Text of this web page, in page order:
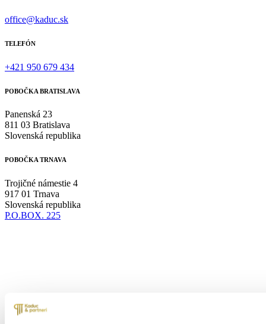
office@kaduc.sk
TELEFÓN
+421 950 679 434
POBOČKA BRATISLAVA
Panenská 23
811 03 Bratislava
Slovenská republika
POBOČKA TRNAVA
Trojičné námestie 4
917 01 Trnava
Slovenská republika
P.O.BOX. 225